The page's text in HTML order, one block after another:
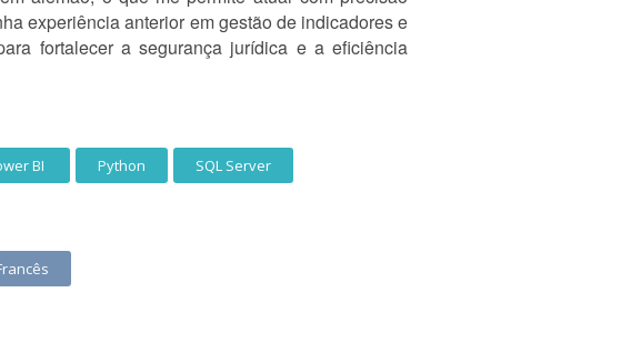
experiência anterior em gestão de indicadores e
fortalecer a segurança jurídica e a eficiência
BI Python SQL Server